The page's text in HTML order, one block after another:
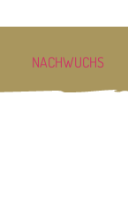
NACHWUCHS